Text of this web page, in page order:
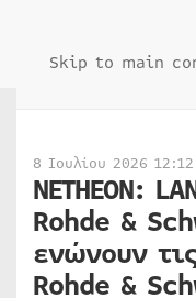
Skip to main
8 Ιουλίου 2026 12:12
NETHEON:
Rohde &
ενώνουν
Rohde &